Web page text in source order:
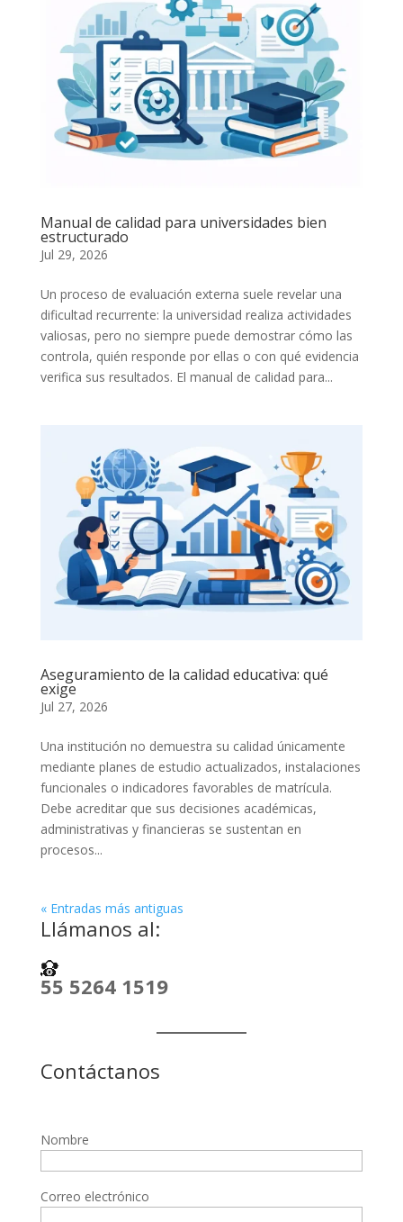
Manual de calidad para universidades bien
estructurado
Jul 29, 2026
Un proceso de evaluación externa suele revelar una
dificultad recurrente: la universidad realiza actividades
valiosas, pero no siempre puede demostrar cómo las
controla, quién responde por ellas o con qué evidencia
verifica sus resultados. El manual de calidad para...
Aseguramiento de la calidad educativa: qué
exige
Jul 27, 2026
Una institución no demuestra su calidad únicamente
mediante planes de estudio actualizados, instalaciones
funcionales o indicadores favorables de matrícula.
Debe acreditar que sus decisiones académicas,
administrativas y financieras se sustentan en
procesos...
« Entradas más antiguas
Llámanos al:
55 5264 1519
Contáctanos
Nombre
Correo electrónico